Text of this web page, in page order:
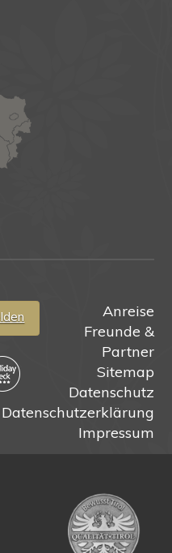
Anreise
Freunde &
Partner
Sitemap
Datenschutz
Datenschutzerklärung
Impressum